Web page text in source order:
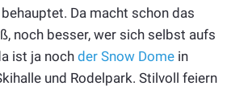
Da macht schon das
noch besser, wer sich selbst aufs
ist ja noch der Snow Domein
und Rodelpark. Stilvoll feiern